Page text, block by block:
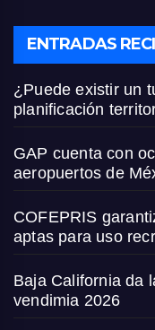
ENTRADAS
¿Puede existir un
planificación
GAP cuenta con
aeropuertos de
COFEPRIS
aptas para uso
Baja California da
vendimia 2026